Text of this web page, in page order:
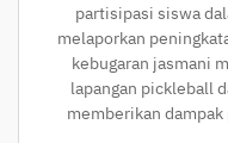
partisipasi siswa
melaporkan
kebugaran jasmani
lapangan pickleball
memberikan